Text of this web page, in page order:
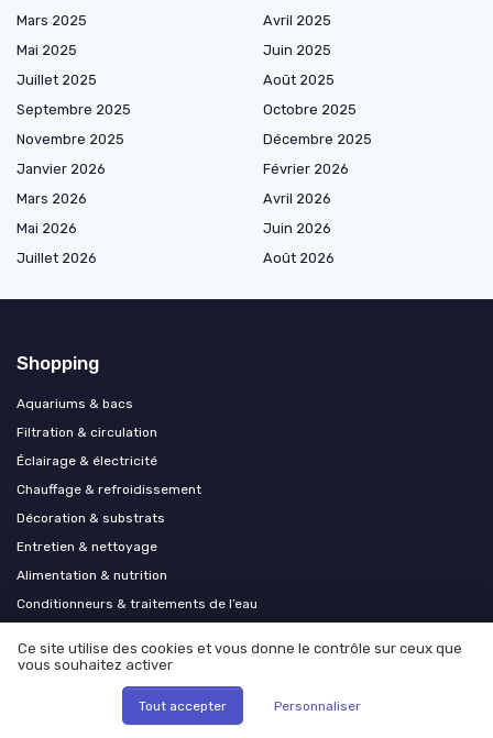
Mars 2025
Avril 2025
Mai 2025
Juin 2025
Juillet 2025
Août 2025
Septembre 2025
Octobre 2025
Novembre 2025
Décembre 2025
Janvier 2026
Février 2026
Mars 2026
Avril 2026
Mai 2026
Juin 2026
Juillet 2026
Août 2026
Shopping
Aquariums & bacs
Filtration & circulation
Éclairage & électricité
Chauffage & refroidissement
Décoration & substrats
Entretien & nettoyage
Alimentation & nutrition
Conditionneurs & traitements de l’eau
Livres & documentation
Bassins de jardin et carpes koï
Ce site utilise des cookies et vous donne le contrôle sur ceux que
vous souhaitez activer
Tout accepter Personnaliser